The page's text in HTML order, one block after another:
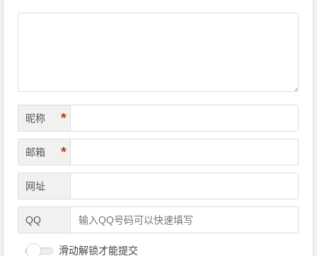
昵称 *
邮箱 *
网址
QQ
滑动解锁才能提交